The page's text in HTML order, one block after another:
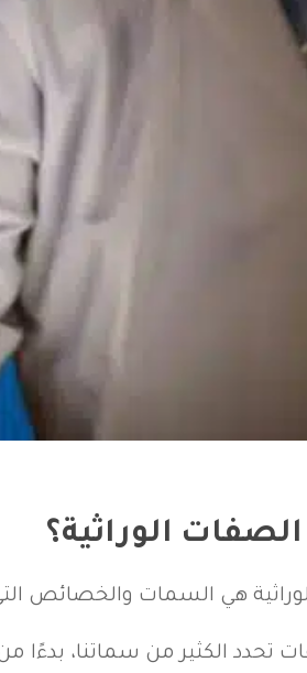
الوراثية؟
هي السمات والخصائص التي
تحدد الكثير من سماتنا، بدءًا